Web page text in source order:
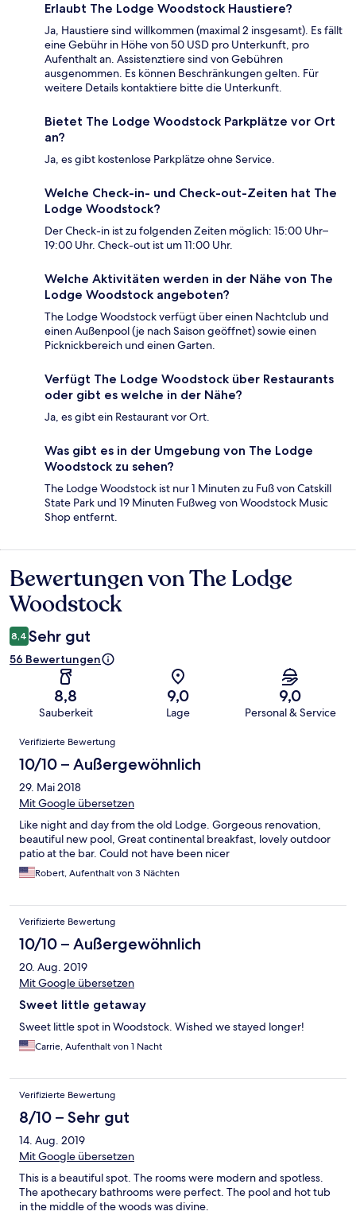
Erlaubt The Lodge Woodstock Haustiere?
Ja, Haustiere sind willkommen (maximal 2 insgesamt). Es fällt
eine Gebühr in Höhe von 50 USD pro Unterkunft, pro
Aufenthalt an. Assistenztiere sind von Gebühren
ausgenommen. Es können Beschränkungen gelten. Für
weitere Details kontaktiere bitte die Unterkunft.
Bietet The Lodge Woodstock Parkplätze vor Ort
an?
Ja, es gibt kostenlose Parkplätze ohne Service.
Welche Check-in- und Check-out-Zeiten hat The
Lodge Woodstock?
Der Check-in ist zu folgenden Zeiten möglich: 15:00 Uhr–
19:00 Uhr. Check-out ist um 11:00 Uhr.
Welche Aktivitäten werden in der Nähe von The
Lodge Woodstock angeboten?
The Lodge Woodstock verfügt über einen Nachtclub und
einen Außenpool (je nach Saison geöffnet) sowie einen
Picknickbereich und einen Garten.
Verfügt The Lodge Woodstock über Restaurants
oder gibt es welche in der Nähe?
Ja, es gibt ein Restaurant vor Ort.
Was gibt es in der Umgebung von The Lodge
Woodstock zu sehen?
The Lodge Woodstock ist nur 1 Minuten zu Fuß von Catskill
State Park und 19 Minuten Fußweg von Woodstock Music
Shop entfernt.
Bewertungen
Bewertungen von The Lodge
Woodstock
8,4 Sehr gut
56 Bewertungen
8,8
Sauberkeit
9,0
Lage
9,0
Personal & Service
Bewertungen
Verifizierte Bewertung
10/10 – Außergewöhnlich
29. Mai 2018
Mit Google übersetzen
Like night and day from the old Lodge. Gorgeous renovation,
beautiful new pool, Great continental breakfast, lovely outdoor
patio at the bar. Could not have been nicer
Robert, Aufenthalt von 3 Nächten
Verifizierte Bewertung
10/10 – Außergewöhnlich
20. Aug. 2019
Mit Google übersetzen
Sweet little getaway
Sweet little spot in Woodstock. Wished we stayed longer!
Carrie, Aufenthalt von 1 Nacht
Verifizierte Bewertung
8/10 – Sehr gut
14. Aug. 2019
Mit Google übersetzen
This is a beautiful spot. The rooms were modern and spotless.
The apothecary bathrooms were perfect. The pool and hot tub
in the middle of the woods was divine.